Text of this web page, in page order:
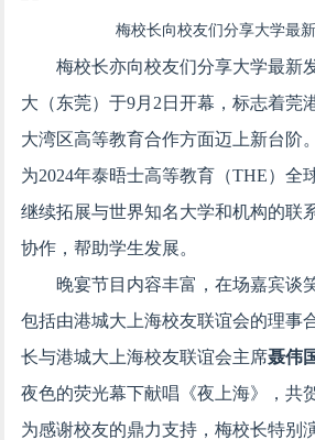
梅校长向校友们分享大学最
梅校长亦向校友们分享大学最新
大（东莞）于9月2日开幕，标志着莞
大湾区高等教育合作方面迈上新台阶
为2024年泰晤士高等教育（THE）全
继续拓展与世界知名大学和机构的联
协作，帮助学生发展。
晚宴节目内容丰富，在场嘉宾谈
包括由港城大上海校友联谊会的理事
长与港城大上海校友联谊会主席聂伟
夜色的荧光幕下献唱《夜上海》，共
为感谢校友的鼎力支持，梅校长特别